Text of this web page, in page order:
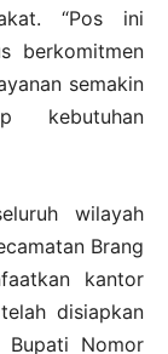
“Pos ini
berkomitmen
semakin
kebutuhan
wilayah
Brang
kantor
disiapkan
Bupati Nomor